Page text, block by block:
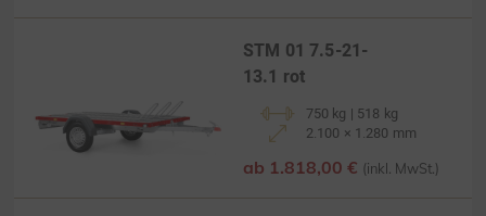
STM 01 7.5-21-
13.1 rot
750 kg | 518 kg
2.100 × 1.280 mm
ab 1.818,00 € (inkl. MwSt.)